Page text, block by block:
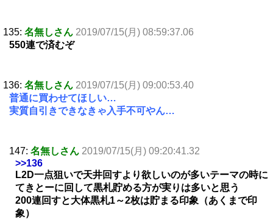
135: 名無しさん 2019/07/15(月) 08:59:37.06
550連で済むぞ
136: 名無しさん 2019/07/15(月) 09:00:53.40
普通に買わせてほしい…
実質自引きできなきゃ入手不可やん…
147: 名無しさん 2019/07/15(月) 09:20:41.32
>>136
L2D一点狙いで天井回すより欲しいのが多いテーマの時に
てきとーに回して黒札貯める方が実りは多いと思う
200連回すと大体黒札1～2枚は貯まる印象（あくまで印
象）